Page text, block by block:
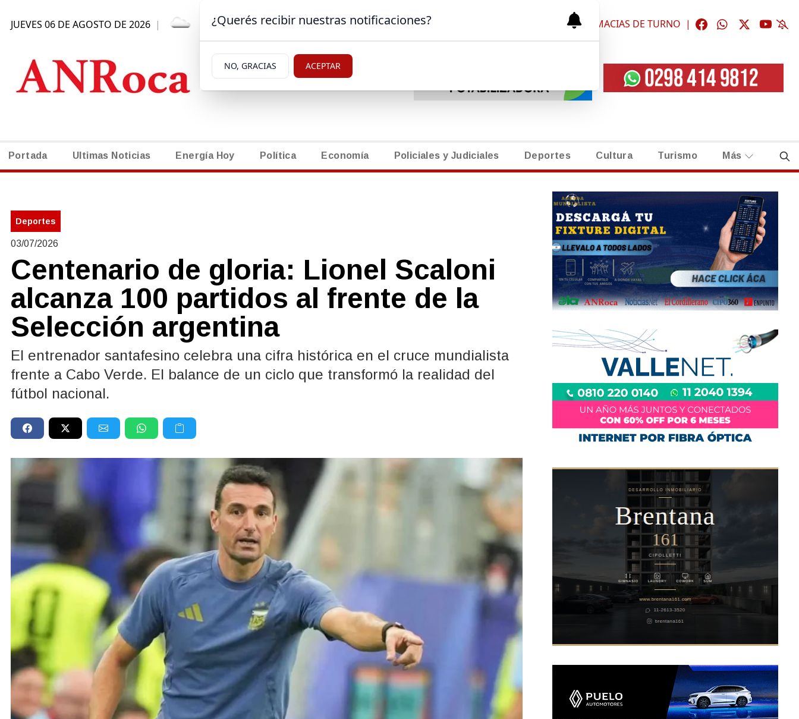
JUEVES 06 DE AGOSTO DE 2026 | 5.6ºC | GENERAL ROCA, RIO NEGRO | FARMACIAS DE TURNO |
Portada Ultimas Noticias Energía Hoy Política Economía Policiales y Judiciales Deportes Cultura Turismo Más
Deportes
03/07/2026
Centenario de gloria: Lionel Scaloni
alcanza 100 partidos al frente de la
Selección argentina
El entrenador santafesino celebra una cifra histórica en el cruce mundialista
frente a Cabo Verde. El balance de un ciclo que transformó la realidad del
fútbol nacional.
¿Querés recibir nuestras notificaciones?
NO, GRACIAS ACEPTAR